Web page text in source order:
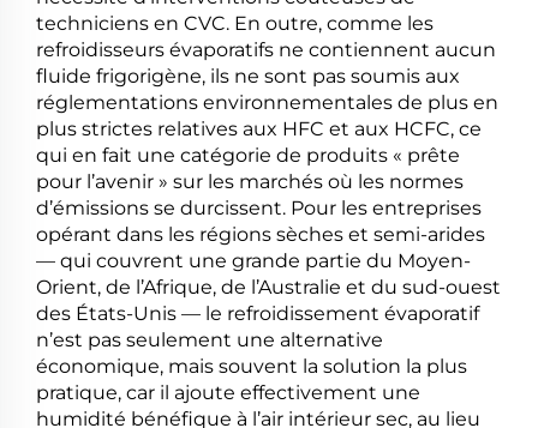
techniciens en CVC. En outre, comme les
refroidisseurs évaporatifs ne contiennent aucun
fluide frigorigène, ils ne sont pas soumis aux
réglementations environnementales de plus en
plus strictes relatives aux HFC et aux HCFC, ce
qui en fait une catégorie de produits « prête
pour l’avenir » sur les marchés où les normes
d’émissions se durcissent. Pour les entreprises
opérant dans les régions sèches et semi-arides
— qui couvrent une grande partie du Moyen-
Orient, de l’Afrique, de l’Australie et du sud-ouest
des États-Unis — le refroidissement évaporatif
n’est pas seulement une alternative
économique, mais souvent la solution la plus
pratique, car il ajoute effectivement une
humidité bénéfique à l’air intérieur sec, au lieu